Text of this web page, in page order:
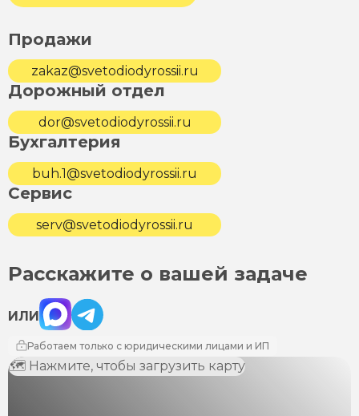
Продажи
zakaz@svetodiodyrossii.ru
Дорожный отдел
dor@svetodiodyrossii.ru
Бухгалтерия
buh.1@svetodiodyrossii.ru
Сервис
serv@svetodiodyrossii.ru
Расскажите о вашей задаче
ИЛИ
Max Telegram
Работаем только с юридическими лицами и ИП
🗺 Нажмите, чтобы загрузить карту